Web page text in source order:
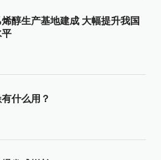
醇生产基地建成 大幅提升我国
平
什么用？